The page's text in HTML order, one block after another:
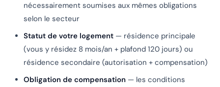
nécessairement soumises aux mêmes obligations
selon le secteur
Statut de votre logement — résidence principale
(vous y résidez 8 mois/an + plafond 120 jours) ou
résidence secondaire (autorisation + compensation)
Obligation de compensation — les conditions